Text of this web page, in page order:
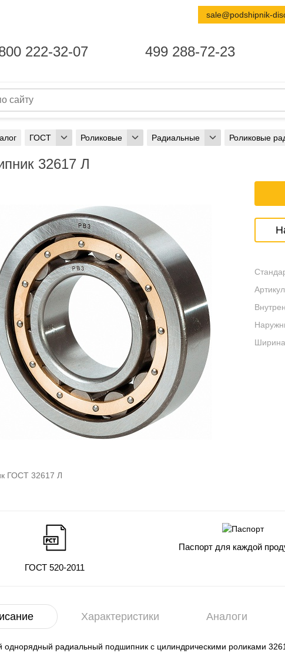
ГОСТ Роликовые Радиальные Роликовые
32617 Л
ГОСТ 32617 Л
ГОСТ 520-2011
Паспорт для каждой
Характеристики Аналоги
однорядный радиальный подшипник с цилиндрическими роликами
222-32-07 499 288-72-23
sale@podshipnik-